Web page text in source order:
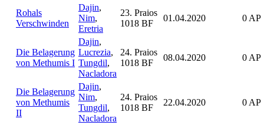
Rohals
Verschwinden
Dajin,
Nim,
Eretria
23. Praios
1018 BF
01.04.2020 0 AP
Die Belagerung
von Methumis I
Dajin,
Lucrezia,
Tungdil,
Nacladora
24. Praios
1018 BF
08.04.2020 0 AP
Die Belagerung
von Methumis
II
Dajin,
Nim,
Tungdil,
Nacladora
24. Praios
1018 BF
22.04.2020 0 AP